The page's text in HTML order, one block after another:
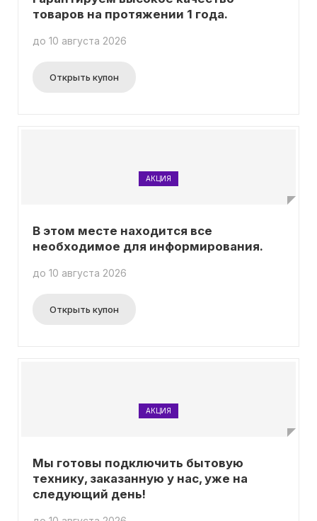
товаров на протяжении 1 года.
до 10 августа 2026
Открыть купон
АКЦИЯ
В этом месте находится все
необходимое для информирования.
до 10 августа 2026
Открыть купон
АКЦИЯ
Мы готовы подключить бытовую
технику, заказанную у нас, уже на
следующий день!